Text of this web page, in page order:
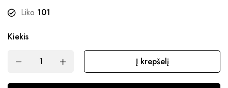
Liko 101
Kiekis
Į krepšelį